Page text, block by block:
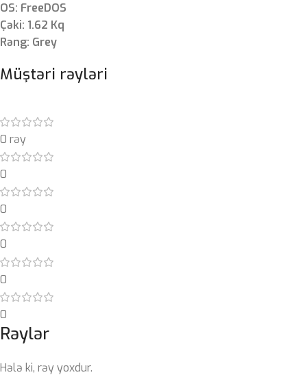
OS: FreeDOS
Çəki: 1.62 Kq
Rəng: Grey
Müştəri rəyləri
0 rəy
0
0
0
0
0
Rəylər
Hələ ki, rəy yoxdur.